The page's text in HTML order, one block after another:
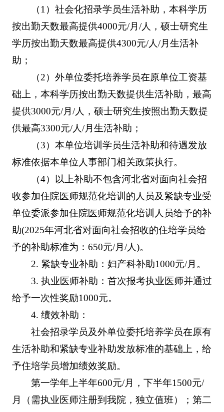
（1）社会化招录学员生活补助，本科学历
按出勤天数最高提供4000元/月/人，硕士研究生
学历按出勤天数最高提供4300元/人/月生活补
助；
（2）外单位委托培养学员在原单位工资基
础上，本科学历按出勤天数提供生活补助，最高
提供3000元/月/人，硕士研究生按照出勤天数提
供最高3300元/人/月生活补助；
（3）本单位培训学员生活补助和待遇发放
标准依据本单位人事部门相关政策执行。
（4）以上补助不包含河北省对面向社会招
收参加住院医师规范化培训的人员及紧缺专业受
单位委派参加住院医师规范化培训人员给予的补
助(2025年河北省对面向社会招收的住培学员给
予的补助标准为：650元/月/人)。
2. 紧缺专业补助：妇产科补助1000元/月。
3. 执业医师补助：首次报考执业医师并通过
给予一次性奖励1000元。
4. 绩效补助：
社会招录学员及外单位委托培养学员在原有
生活补助和紧缺专业补助发放标准的基础上，给
予住培学员增加绩效奖励。
第一学年上半年600元/月，下半年1500元/
月（需执业医师注册到我院，独立值班）；第二